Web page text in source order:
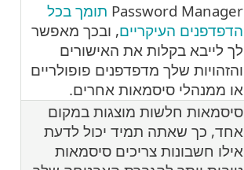
Password Manager תומך בכל
הדפדפנים העיקריים, ובכך מאפשר
לך לייבא בקלות את האישורים
והזהויות שלך מדפדפנים פופולריים
או ממנהלי סיסמאות אחרים.
סיסמאות חלשות מוצגות במקום
אחד, כך שאתה תמיד יכול לדעת
אילו חשבונות צריכים סיסמאות